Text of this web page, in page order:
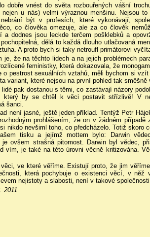
dobře vnést do světa rozbouřených vášní
nejen u nás) velmi výraznou menšinu. Nejsou
být v profesích, které vykonávají,
co člověka omezuje, ale za co člověk
a dodnes jsou leckde terčem pošklebků a
pochopitelná, dělá to každá dlouho utlačovaná
A proto bych si taky netroufl primátorovi
je, že na těchto lidech a na jejich problémech
feministky, která dokazovala, že
o pestrost sexuálních vztahů, měli bychom si
variant, které nejsou na první pohled tak
pak dostanou s těmi, co zastávají názory
který by se chtěl k věci postavit střízlivě! V
šanci.
není jasné, ještě jeden příklad. Tentýž Petr
prohlášením, že on v žádném
nikdo nevšiml toho, co předcházelo. Totiž skoro
tisku a jejímž mottem bylo: Darwin
je ovšem strašná pitomost. Darwin byl vědec,
vím, je také na této úrovni věcně kritizována.
ve které věříme. Existují proto, že jim
která pochybuje o existenci věcí, v něž
nejistoty a slabosti, není v takové
2011